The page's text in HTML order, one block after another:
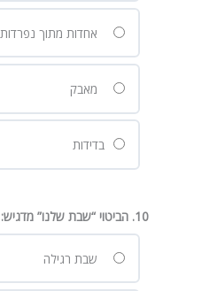
אחדות מתוך נפרדות
מאבק
בדידות
10. הביטוי “שבת שלנו” מדגיש:
שבת רגילה